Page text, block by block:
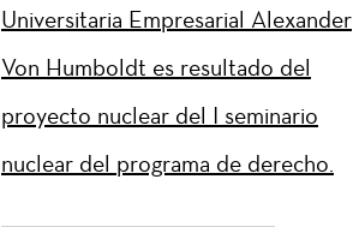
Universitaria Empresarial Alexander
Von Humboldt es resultado del
proyecto nuclear del I seminario
nuclear del programa de derecho.